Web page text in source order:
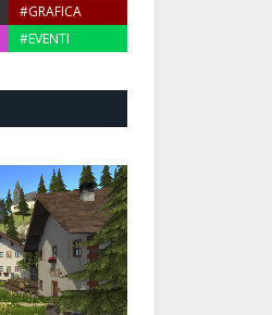
#GRAFICA
#EVENTI